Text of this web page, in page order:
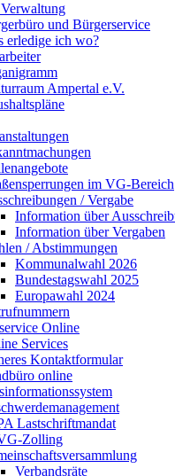
und Bürgerservice
erledige ich wo?
Ampertal e.V.
im VG-Bereich
/ Vergabe
Information über
Information über Vergaben
/ Abstimmungen
Kommunalwahl 2026
Bundestagswahl 2025
Europawahl 2024
Online
Services
Kontaktformular
online
Lastschriftmandat
Zolling
Verbandsräte